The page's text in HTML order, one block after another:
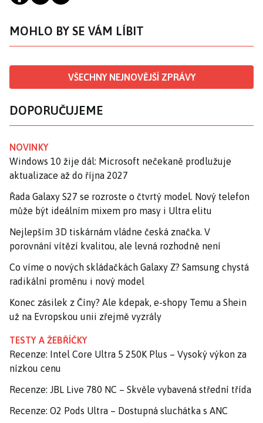
MOHLO BY SE VÁM LÍBIT
VŠECHNY NEJNOVĚJŠÍ ZPRÁVY
DOPORUČUJEME
NOVINKY
Windows 10 žije dál: Microsoft nečekaně prodlužuje
aktualizace až do října 2027
Řada Galaxy S27 se rozroste o čtvrtý model. Nový telefon
může být ideálním mixem pro masy i Ultra elitu
Nejlepším 3D tiskárnám vládne česká značka. V
porovnání vítězí kvalitou, ale levná rozhodně není
Co víme o nových skládačkách Galaxy Z? Samsung chystá
radikální proměnu i nový model
Konec zásilek z Číny? Ale kdepak, e-shopy Temu a Shein
už na Evropskou unii zřejmě vyzrály
TESTY A ŽEBŘÍČKY
Recenze: Intel Core Ultra 5 250K Plus – Vysoký výkon za
nízkou cenu
Recenze: JBL Live 780 NC – Skvěle vybavená střední třída
Recenze: O2 Pods Ultra – Dostupná sluchátka s ANC